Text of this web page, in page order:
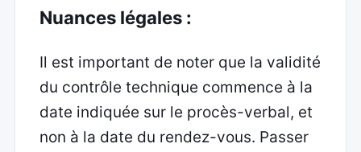
Nuances légales :
Il est important de noter que la validité
du contrôle technique commence à la
date indiquée sur le procès-verbal, et
non à la date du rendez-vous. Passer